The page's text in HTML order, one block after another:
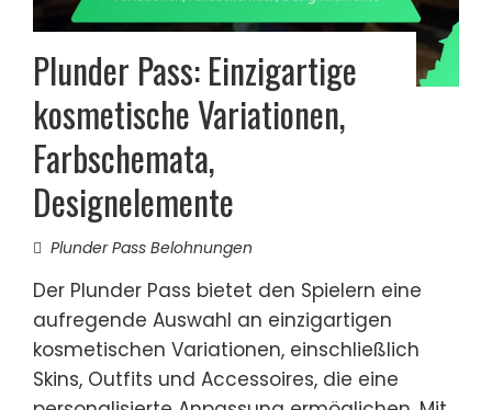
Plunder Pass: Einzigartige
kosmetische Variationen,
Farbschemata,
Designelemente
Plunder Pass Belohnungen
Der Plunder Pass bietet den Spielern eine
aufregende Auswahl an einzigartigen
kosmetischen Variationen, einschließlich
Skins, Outfits und Accessoires, die eine